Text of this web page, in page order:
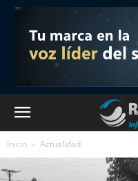
Inicio Actualidad